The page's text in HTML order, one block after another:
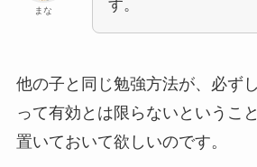
まな
す。
他の子と同じ勉強方法が、必ず
って有効とは限らないというこ
置いておいて欲しいのです。